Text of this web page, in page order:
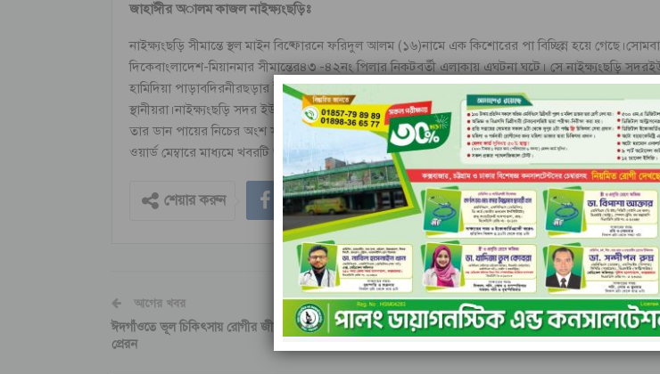
জাহাঈীর অালম কাজল নাইক্ষ্যংছড়িঃ
নাইক্ষ্যংছড়ি সীমান্তে স্থল মাইন বিষ্ফোরনে ফরিদুল আলম (১৬)নামে এক কিশোরের পা বিচ্ছিন্ন হয়ে
দিকেবাংলাদেশ-মিয়ানমার সীমান্তের৪৩ -৪২নং পিলার নিকটবর্তী এলাকায় এঘটনা ঘটে। সে নাইক্ষ্যংছড়ি
হামিদিয়া পাড়াবদিরনীরছড়ার ইছা খলিলের ছেলে।ঘটনার পর পর তাকে উদ্ধার করেকক্সবাজার সদর
স্থানীয়রা।নাইক্ষ্যংছড়ি সদর ইউপির ৬নং ওয়ার্ড মেম্বার ফরিদুল আলম জানান, গৃহপালিত গরু খুঁজতে গিয়ে ওই
তার ডান পায়ের নিচের অংশ সম্পূর্ণ বিচ্ছিন্ন হয়ে গেছে। নাইক্ষ্যংছড়ি উপজেলা নির্বাহী অফিসার এস,এম সরওয়ার
ওয়ার্ড মেম্বারে মাধ্যমে খবরটি শুনেছি। আহত শিশুকে দ্রুত চিকিৎসার জন্য কক্সবাজার প্রেরণ করা হয়েছ।
শেয়ার করুন
আগের খবর
ঈদগাঁও‌তে ভূল চিকিৎসায় রোগীর জীবন সংকটাপন্ন ! লিগ্যাল নো‌টিশ
প্রেরন
গর্জনিয়ায় রামু উপজেলার